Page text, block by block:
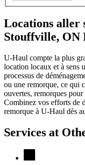
Locations aller
Stouffville, ON
U-Haul compte la plus
location locaux et à sens
processus de
ou une remorque, ce qui
ouvertes, remorques
Combinez vos efforts de
remorque à U-Haul dès
Services at